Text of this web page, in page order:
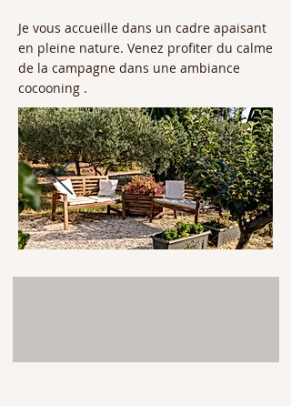
Je vous accueille dans un cadre apaisant
en pleine nature. Venez profiter du calme
de la campagne dans une ambiance
cocooning .